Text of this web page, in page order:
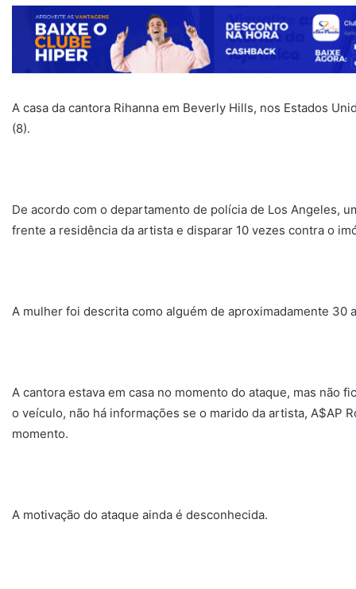
A casa da cantora Rihanna em Beverly Hills, nos Estados
(8).
De acordo com o departamento de polícia de Los Angeles,
frente a residência da artista e disparar 10 vezes contra o
A mulher foi descrita como alguém de aproximadamente 30
A cantora estava em casa no momento do ataque, mas não
o veículo, não há informações se o marido da artista, A$AP
momento.
A motivação do ataque ainda é desconhecida.